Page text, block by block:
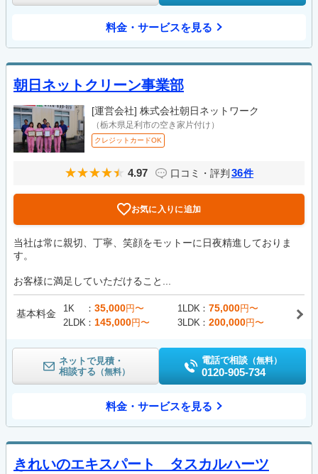
料金・サービスを見る
朝日ネットクリーン事業部
[運営会社] 株式会社朝日ネットワーク
（栃木県足利市の空き家片付け）
クレジットカードOK
4.97 口コミ・評判36件
お気に入りに追加
当社は常に親切、丁寧、笑顔をモットーに日夜精進しておりま
す。
お客様に満足していただけること...
基本料金 1K 35,000円〜 1LDK 75,000円〜
2LDK
145,000円〜 3LDK 200,000円〜
ネットで見積・
相談する （無料）
電話で相談 （無料）
0120-905-734
料金・サービスを見る
きれいのエキスパート タスカルハーツ